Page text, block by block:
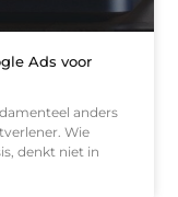
Ads voor
anders
Wie
denkt niet in